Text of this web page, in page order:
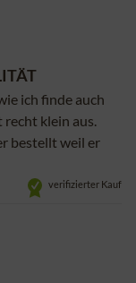
ich finde auch
klein aus.
bestellt weil er
verifizierter Kauf